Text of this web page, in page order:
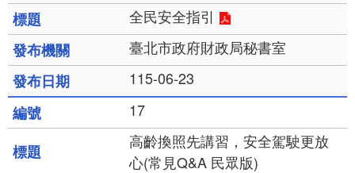
全民安全指引
臺北市政府財政局秘書室
115-06-23
17
高齡換照先講習，安全駕駛更放
心(常見Q&A 民眾版)